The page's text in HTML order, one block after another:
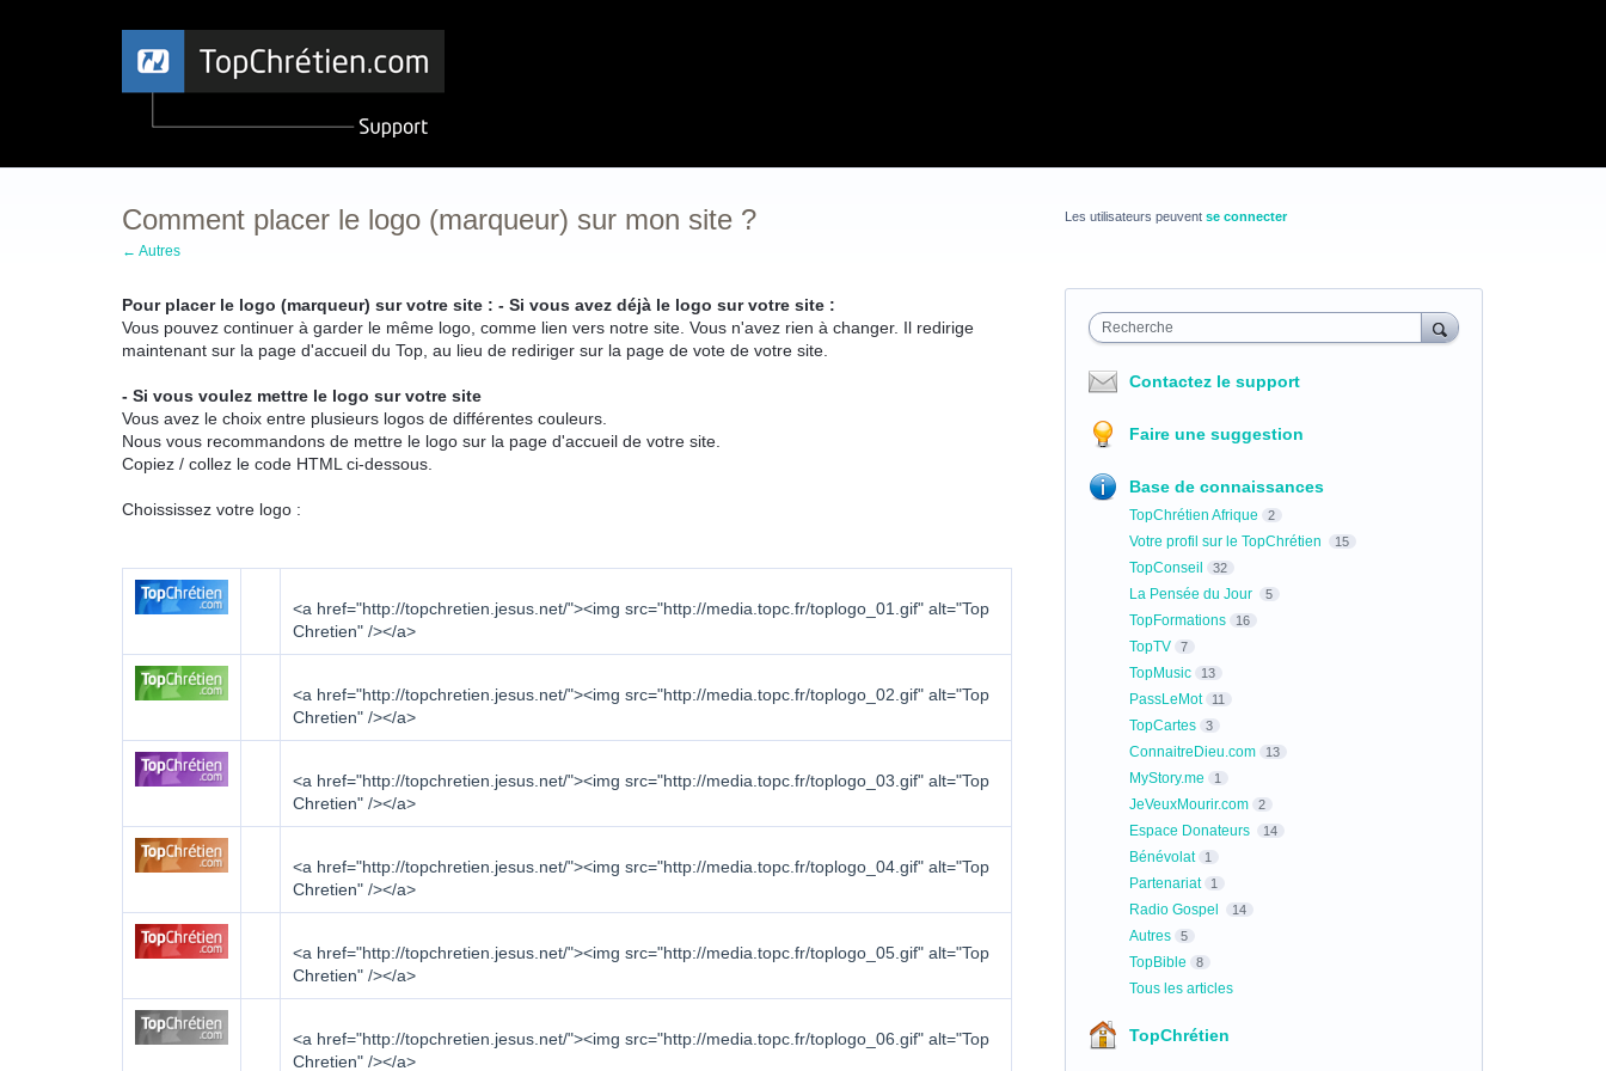
Comment placer le logo (marqueur) sur mon site ?
← Autres
Pour placer le logo (marqueur) sur votre site : - Si vous avez déjà le logo sur votre site :
Vous pouvez continuer à garder le même logo, comme lien vers notre site. Vous n'avez rien à changer. Il redirige
maintenant sur la page d'accueil du Top, au lieu de rediriger sur la page de vote de votre site.
- Si vous voulez mettre le logo sur votre site
Vous avez le choix entre plusieurs logos de différentes couleurs.
Nous vous recommandons de mettre le logo sur la page d'accueil de votre site.
Copiez / collez le code HTML ci-dessous.
Choississez votre logo :
<a href="http://topchretien.jesus.net/"><img src="http://media.topc.fr/toplogo_01.gif" alt="Top
Chretien" /></a>
<a href="http://topchretien.jesus.net/"><img src="http://media.topc.fr/toplogo_02.gif" alt="Top
Chretien" /></a>
<a href="http://topchretien.jesus.net/"><img src="http://media.topc.fr/toplogo_03.gif" alt="Top
Chretien" /></a>
<a href="http://topchretien.jesus.net/"><img src="http://media.topc.fr/toplogo_04.gif" alt="Top
Chretien" /></a>
<a href="http://topchretien.jesus.net/"><img src="http://media.topc.fr/toplogo_05.gif" alt="Top
Chretien" /></a>
<a href="http://topchretien.jesus.net/"><img src="http://media.topc.fr/toplogo_06.gif" alt="Top
Chretien" /></a>
Les utilisateurs peuvent se connecter
Recherche
Contactez le support
Faire une suggestion
Base de connaissances
TopChrétien Afrique 2
Votre profil sur le TopChrétien 15
TopConseil 32
La Pensée du Jour 5
TopFormations 16
TopTV 7
TopMusic 13
PassLeMot 11
TopCartes 3
ConnaitreDieu.com 13
MyStory.me 1
JeVeuxMourir.com 2
Espace Donateurs 14
Bénévolat 1
Partenariat 1
Radio Gospel 14
Autres 5
TopBible 8
Tous les articles
TopChrétien